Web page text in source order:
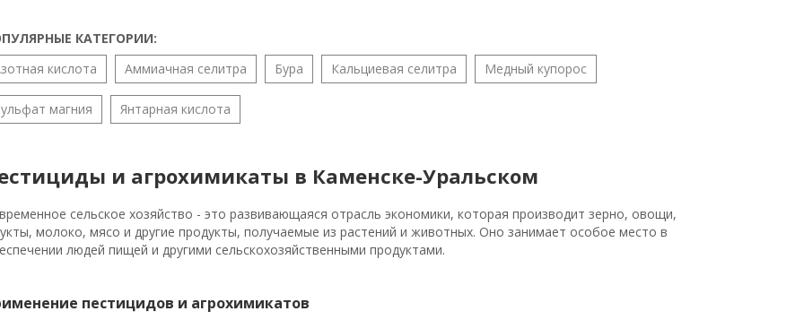
КАТЕГОРИИ:
кислота
Аммиачная селитра Бура Кальциевая селитра Медный купорос
магния Янтарная кислота
и агрохимикаты в Каменске-Уральском
сельское хозяйство - это развивающаяся отрасль экономики, которая производит зерно, овощи,
молоко, мясо и другие продукты, получаемые из растений и животных. Оно занимает особое место в
людей пищей и другими сельскохозяйственными продуктами.
пестицидов и агрохимикатов